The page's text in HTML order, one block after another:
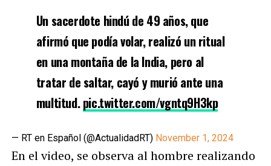
Un sacerdote hindú de 49 años, que
afirmó que podía volar, realizó un ritual
en una montaña de la India, pero al
tratar de saltar, cayó y murió ante una
multitud.pic.twitter.com/vgntq9H3kp
— RT en Español (@ActualidadRT) November 1, 2024
En el video, se observa al hombre realizando